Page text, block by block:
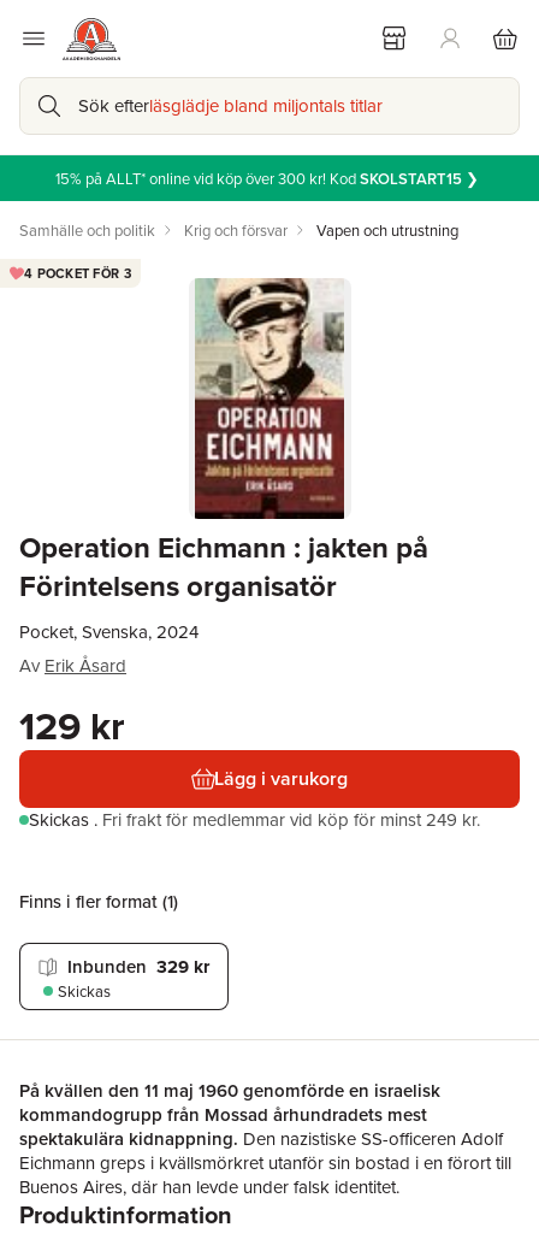
Sök efterläsglädje bland miljontals titlar
15% på ALLT* online vid köp över 300 kr! KodSKOLSTART15 ❯
Samhälle och politik Krig och försvar Vapen och utrustning
Operation Eichmann : jakten på
Förintelsens organisatör
4 POCKET FÖR 3
Pocket, Svenska, 2024
Av Erik Åsard
129 kr
Lägg i varukorg
Skickas . Fri frakt för medlemmar vid köp för minst 249 kr.
Finns i fler format (1)
Inbunden 329 kr
Skickas
På kvällen den 11 maj 1960 genomförde en israelisk
kommandogrupp från Mossad århundradets mest
spektakulära kidnappning. Den nazistiske SS-officeren Adolf
Eichmann greps i kvällsmörkret utanför sin bostad i en förort till
Buenos Aires, där han levde under falsk identitet.
Kidnappningen blev en världssensation och följdes av en lika
Produktinformation